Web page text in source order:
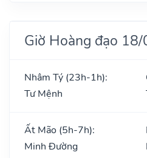
Giờ Hoàng đạo
Nhâm Tý (23h-1h):
Tư Mệnh
Ất Mão (5h-7h):
Minh Đường